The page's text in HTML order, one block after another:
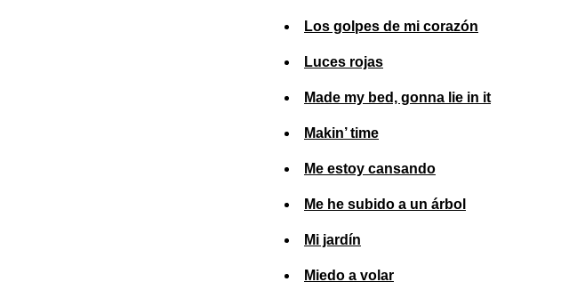
Los golpes de mi corazón
Luces rojas
Made my bed, gonna lie in it
Makin’ time
Me estoy cansando
Me he subido a un árbol
Mi jardín
Miedo a volar